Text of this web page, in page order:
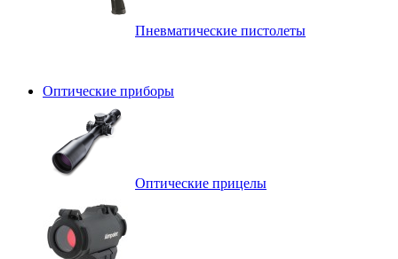
Пневматические пистолеты
Оптические приборы
Оптические прицелы